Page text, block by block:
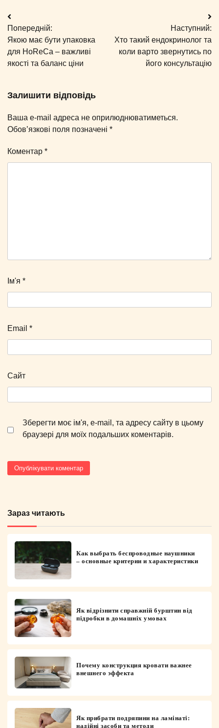
Навігація
записів
Попередній:
Якою має бути упаковка
для HoReCa – важливі
якості та баланс ціни
Наступний:
Хто такий ендокринолог та
коли варто звернутись по
його консультацію
Залишити відповідь
Ваша e-mail адреса не оприлюднюватиметься.
Обов’язкові поля позначені *
Коментар *
Ім'я *
Email *
Сайт
Зберегти моє ім'я, e-mail, та адресу сайту в цьому
браузері для моїх подальших коментарів.
Зараз читають
Как выбрать беспроводные наушники
– основные критерии и характеристики
Як відрізнити справжній бурштин від
підробки в домашніх умовах
Почему конструкция кровати важнее
внешнего эффекта
Як прибрати подряпини на ламінаті:
надійні засоби та методи